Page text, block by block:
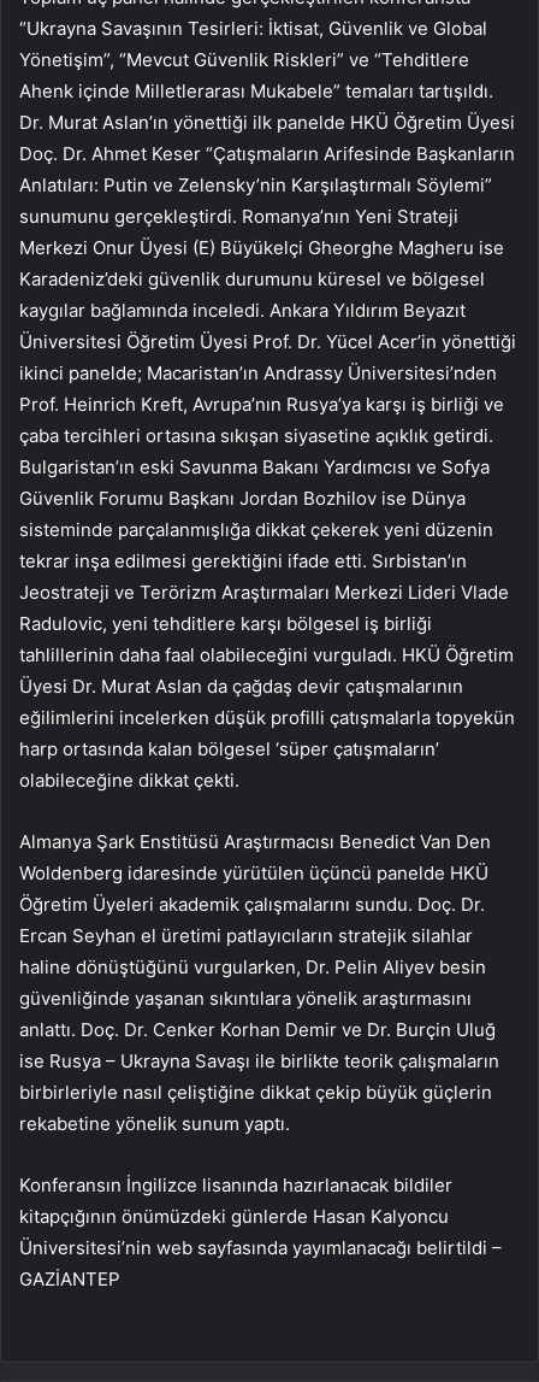
“Ukrayna Savaşının Tesirleri: İktisat, Güvenlik ve Global
Yönetişim”, “Mevcut Güvenlik Riskleri” ve “Tehditlere
Ahenk içinde Milletlerarası Mukabele” temaları tartışıldı.
Dr. Murat Aslan’ın yönettiği ilk panelde HKÜ Öğretim Üyesi
Doç. Dr. Ahmet Keser “Çatışmaların Arifesinde Başkanların
Anlatıları: Putin ve Zelensky’nin Karşılaştırmalı Söylemi”
sunumunu gerçekleştirdi. Romanya’nın Yeni Strateji
Merkezi Onur Üyesi (E) Büyükelçi Gheorghe Magheru ise
Karadeniz’deki güvenlik durumunu küresel ve bölgesel
kaygılar bağlamında inceledi. Ankara Yıldırım Beyazıt
Üniversitesi Öğretim Üyesi Prof. Dr. Yücel Acer’in yönettiği
ikinci panelde; Macaristan’ın Andrassy Üniversitesi’nden
Prof. Heinrich Kreft, Avrupa’nın Rusya’ya karşı iş birliği ve
çaba tercihleri ortasına sıkışan siyasetine açıklık getirdi.
Bulgaristan’ın eski Savunma Bakanı Yardımcısı ve Sofya
Güvenlik Forumu Başkanı Jordan Bozhilov ise Dünya
sisteminde parçalanmışlığa dikkat çekerek yeni düzenin
tekrar inşa edilmesi gerektiğini ifade etti. Sırbistan’ın
Jeostrateji ve Terörizm Araştırmaları Merkezi Lideri Vlade
Radulovic, yeni tehditlere karşı bölgesel iş birliği
tahlillerinin daha faal olabileceğini vurguladı. HKÜ Öğretim
Üyesi Dr. Murat Aslan da çağdaş devir çatışmalarının
eğilimlerini incelerken düşük profilli çatışmalarla topyekün
harp ortasında kalan bölgesel ‘süper çatışmaların’
olabileceğine dikkat çekti.
Almanya Şark Enstitüsü Araştırmacısı Benedict Van Den
Woldenberg idaresinde yürütülen üçüncü panelde HKÜ
Öğretim Üyeleri akademik çalışmalarını sundu. Doç. Dr.
Ercan Seyhan el üretimi patlayıcıların stratejik silahlar
haline dönüştüğünü vurgularken, Dr. Pelin Aliyev besin
güvenliğinde yaşanan sıkıntılara yönelik araştırmasını
anlattı. Doç. Dr. Cenker Korhan Demir ve Dr. Burçin Uluğ
ise Rusya – Ukrayna Savaşı ile birlikte teorik çalışmaların
birbirleriyle nasıl çeliştiğine dikkat çekip büyük güçlerin
rekabetine yönelik sunum yaptı.
Konferansın İngilizce lisanında hazırlanacak bildiler
kitapçığının önümüzdeki günlerde Hasan Kalyoncu
Üniversitesi’nin web sayfasında yayımlanacağı belirtildi –
GAZİANTEP